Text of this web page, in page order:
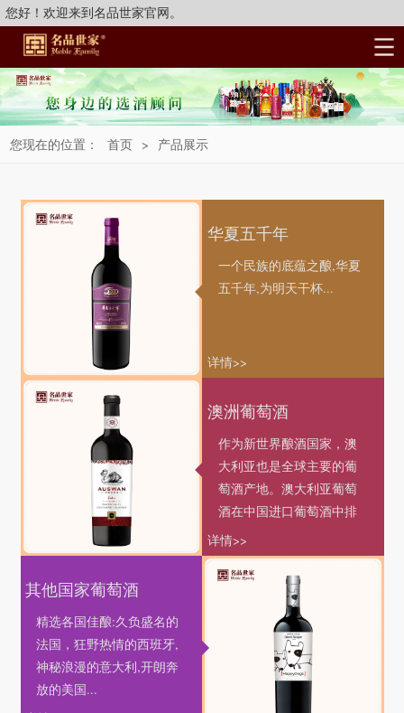
您好！欢迎来到名品世家官网。
您现在的位置： 首页 > 产品展示
华夏五千年
一个民族的底蕴之酿,华夏
五千年,为明天干杯...
详情>>
澳洲葡萄酒
作为新世界酿酒国家，澳
大利亚也是全球主要的葡
萄酒产地。澳大利亚葡萄
酒在中国进口葡萄酒中排
名第二，仅次于法国。 有
奔富、天鹅庄、沙漠晶钻
等大家耳熟能详的大品
牌，还有着许多个性鲜
明、充满风土特色的葡萄
酒产区，为消费者们带来
丰富多彩的葡萄酒风味选
详情>>
其他国家葡萄酒
精选各国佳酿:久负盛名的
法国，狂野热情的西班牙,
神秘浪漫的意大利,开朗奔
放的美国...